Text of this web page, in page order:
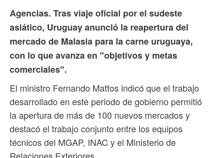
Agencias. Tras viaje oficial por el sudeste
asiático, Uruguay anunció la reapertura del
mercado de Malasia para la carne uruguaya,
con lo que avanza en "objetivos y metas
comerciales".
El ministro Fernando Mattos indicó que el trabajo
desarrollado en este periodo de gobierno permitió
la apertura de más de 100 nuevos mercados y
destacó el trabajo conjunto entre los equipos
técnicos del MGAP, INAC y el Ministerio de